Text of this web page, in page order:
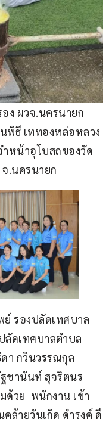
ง ผวจ.นครนายก
พิธี เททองหล่อหลวง
หน้าอุโบสถของวัด
.นครนายก
ย์ รองปลัดเทศบาล
ลัดเทศบาลตำบล
า กวินวรรณกุล
ชานันท์ สุจริตนร
ด้วย  พนักงาน เข้า
ล้ายวันเกิด ดำรงค์ ดี